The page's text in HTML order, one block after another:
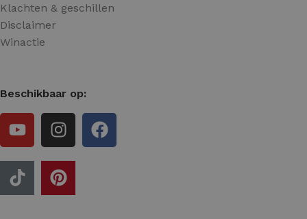
Klachten & geschillen
Disclaimer
Winactie
Beschikbaar op: